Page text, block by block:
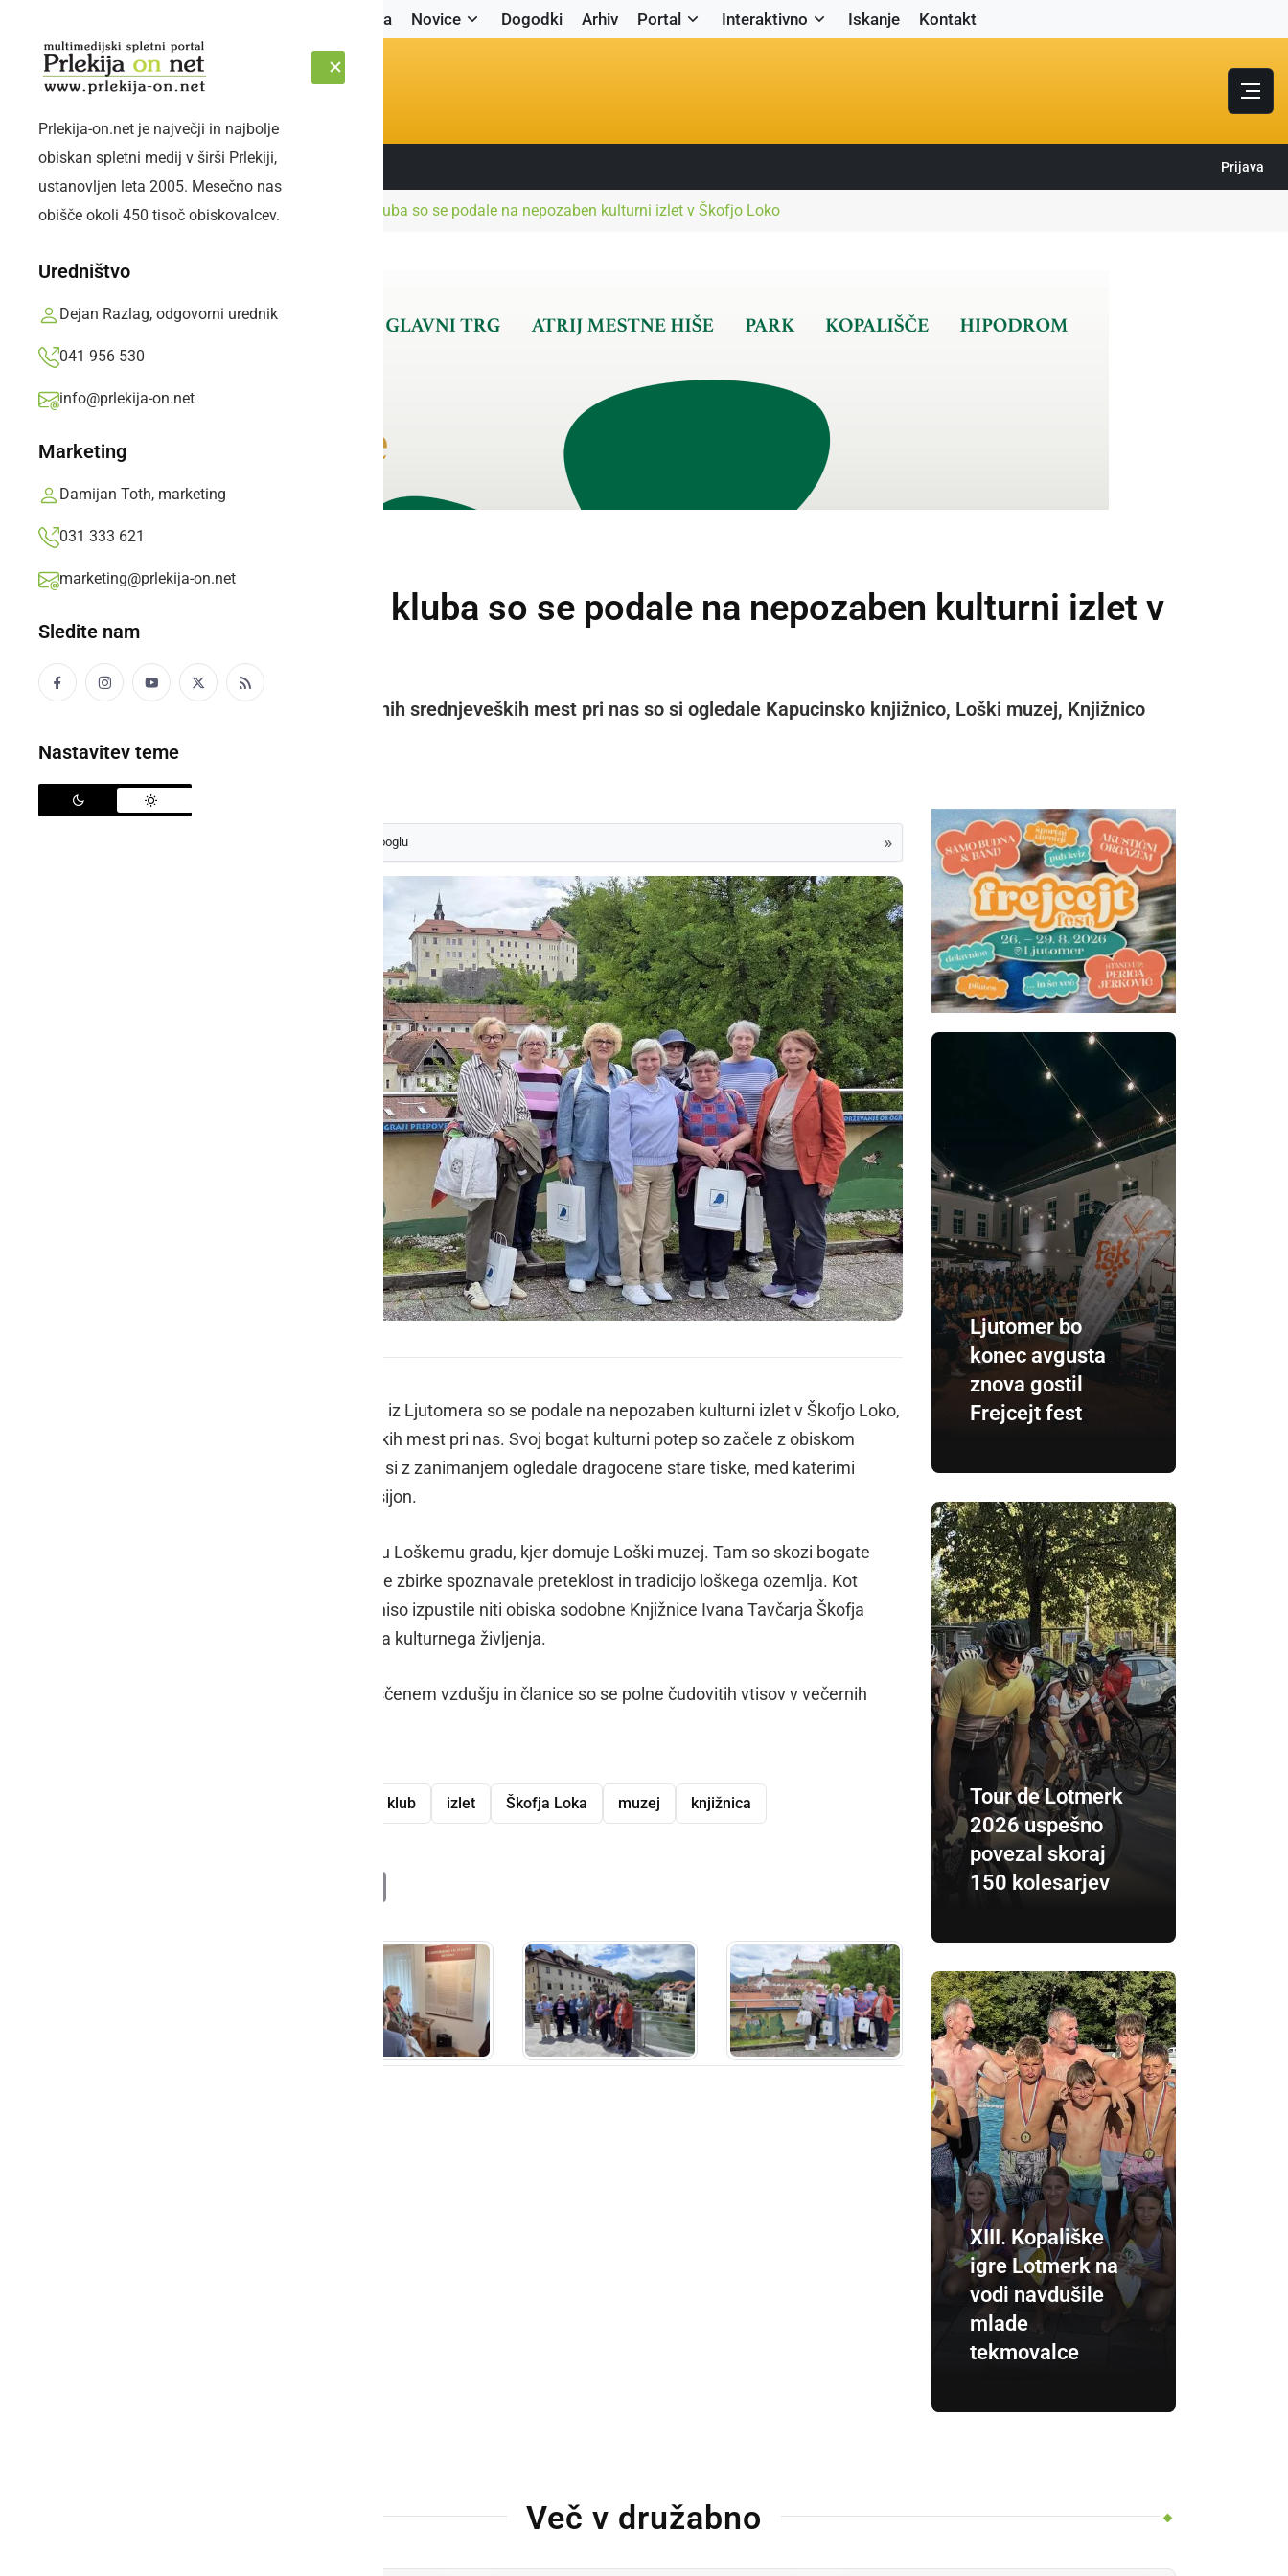
Naslovnica Novice Dogodki Arhiv Portal Interaktivno Iskanje Kontakt
ČETRTEK, 6. AVGUST 2026 Sledite nam: Prijava
Prlekija-on.net je največji in najbolje
obiskan spletni medij v širši Prlekiji,
ustanovljen leta 2005. Mesečno nas
obišče okoli 450 tisoč obiskovalcev.
Uredništvo
Dejan Razlag, odgovorni urednik
041 956 530
info@prlekija-on.net
Marketing
Damijan Toth, marketing
031 333 621
marketing@prlekija-on.net
Sledite nam
Nastavitev teme
Naslovnica DružabnoČlanice bralnega kluba so se podale na nepozaben kulturni izlet v Škofjo Loko
Članice bralnega kluba so se podale na nepozaben kulturni izlet v
Škofjo Loko
V enem izmed najlepše ohranjenih srednjeveških mest pri nas so si ogledale Kapucinsko knjižnico, Loški muzej, Knjižnico
kot svoj prednostni vir na Googlu »
iz Ljutomera so se podale na nepozaben kulturni izlet v Škofjo Loko,
eno najlepše ohranjenih srednjeveških mest pri nas. Svoj bogat kulturni potep so začele z obiskom
slovite Kapucinske knjižnice, kjer so si z zanimanjem ogledale dragocene stare tiske, med katerimi
izstopa neprecenljivi Škofjeloški pasijon.
Pot so nadaljevale proti mogočnemu Loškemu gradu, kjer domuje Loški muzej. Tam so skozi bogate
arheološke, etnološke in umetnostne zbirke spoznavale preteklost in tradicijo loškega ozemlja. Kot
prave ljubiteljice pisane besede pa niso izpustile niti obiska sodobne Knjižnice Ivana Tavčarja Škofja
Loka, ki utripa kot središče lokalnega kulturnega življenja.
Prekrasen dan je minil ob zelo sproščenem vzdušju in članice so se polne čudovitih vtisov v večernih
bralni klub izlet Škofja Loka muzej knjižnica
PrintFriendly
Ljutomer bo
konec avgusta
znova gostil
Frejcejt fest
Tour de Lotmerk
2026 uspešno
povezal skoraj
150 kolesarjev
XIII. Kopališke
igre Lotmerk na
vodi navdušile
mlade
tekmovalce
Več v družabno